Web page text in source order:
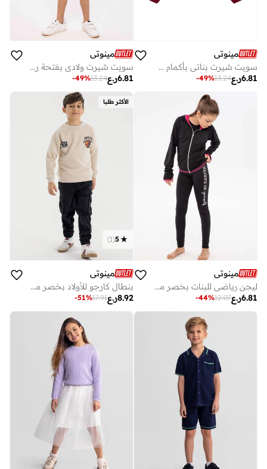
مينوتي
سويت شيرت بناتي بأكمام طويلة وتفاصيل دانتيل على الأكتاف
ر.ع6.81
13.24
-49%
مينوتي
سويت شيرت ولادي بفتحة رأس مستديرة وطبعة
ر.ع6.81
13.24
-49%
مينوتي
ليجن رياضي للبنات بخصر مطاطي وعبارة تحفيزية عصرية
ر.ع6.81
12.07
-44%
الأكثر طلبا
5
(
1
)
مينوتي
بنطال كارجو للأولاد بخصر مطاطي وأساور سفلية مرنة
ر.ع8.92
17.91
-51%